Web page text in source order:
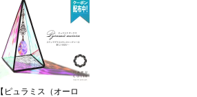
型 玄関 デスク スタンド
小物 クリスタルガラス
風水 開運 アスフォー ク
リスタル おしゃれ かわ
いい 誕生日 プレゼント
ギフト ピラミッド
【ピュラミス（オーロ